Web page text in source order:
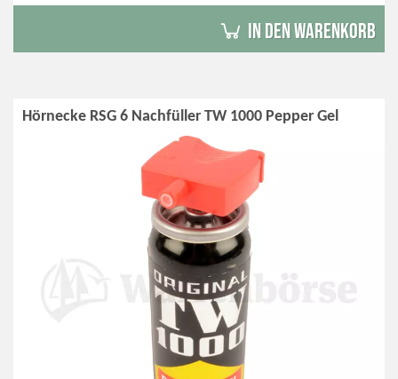
in den Warenkorb
Hörnecke RSG 6 Nachfüller TW 1000 Pepper Gel